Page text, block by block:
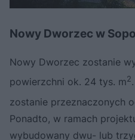
Nowy Dworzec w
Nowy Dworzec zostanie
powierzchni ok. 24 tys. m2
zostanie przeznaczonych
Ponadto, w ramach
wybudowany dwu- lub